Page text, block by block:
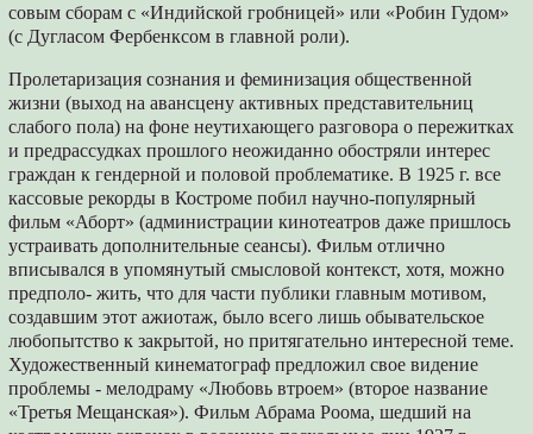
совым сборам с «Индийской гробницей» или «Робин Гудом»
(с Дугласом Фербенксом в главной роли).
Пролетаризация сознания и феминизация общественной
жизни (выход на авансцену ак­тивных представительниц
слабого пола) на фоне неутихающего разговора о пережитках
и предрассудках прошлого неожиданно обо­стряли интерес
граждан к гендерной и половой проблематике. В 1925 г. все
кассовые рекорды в Костроме побил научно-популярный
фильм «Аборт» (администрации кинотеатров даже пришлось
устраивать дополнительные сеан­сы). Фильм отлично
вписывался в упомянутый смысловой контекст, хотя, можно
предполо- жить, что для части публики главным мотивом,
создавшим этот ажиотаж, было всего лишь обывательское
любопытство к закрытой, но притягательно интересной теме.
Художествен­ный кинематограф предложил свое видение
проблемы - мелодраму «Любовь втроем» (вто­рое название
«Третья Мещанская»). Фильм Абрама Роома, шедший на